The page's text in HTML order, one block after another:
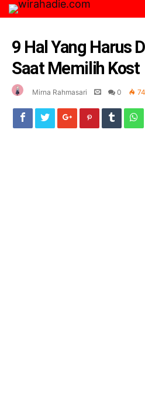
9 Hal Yang Harus
Saat Memilih Kost
Mirna Rahmasari 0